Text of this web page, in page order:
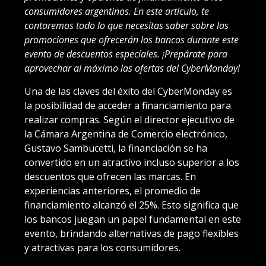
consumidores argentinos. En este artículo, te
contaremos todo lo que necesitas saber sobre las
promociones que ofrecerán los bancos durante este
evento de descuentos especiales. ¡Prepárate para
aprovechar al máximo las ofertas del CyberMonday!
Una de las claves del éxito del CyberMonday es
la posibilidad de acceder a financiamiento para
realizar compras. Según el director ejecutivo de
la Cámara Argentina de Comercio electrónico,
Gustavo Sambucetti, la financiación se ha
convertido en un atractivo incluso superior a los
descuentos que ofrecen las marcas. En
experiencias anteriores, el promedio de
financiamiento alcanzó el 25%. Esto significa que
los bancos juegan un papel fundamental en este
evento, brindando alternativas de pago flexibles
y atractivas para los consumidores.